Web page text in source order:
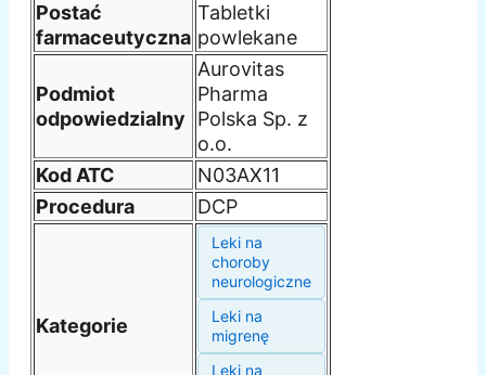
Postać
farmaceutyczna
Tabletki
powlekane
Podmiot
odpowiedzialny
Aurovitas
Pharma
Polska Sp. z
o.o.
Kod ATC
N03AX11
Procedura
DCP
Kategorie
Leki na
choroby
neurologiczne
Leki na
migrenę
Leki na